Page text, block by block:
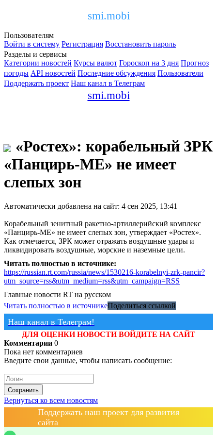
smi.mobi
Пользователям
Войти в систему Регистрация Восстановить пароль
Разделы и сервисы
Категории новостей Курсы валют Гороскоп на 3 дня Прогноз
погоды API новостей Последние обсуждения Пользователи
Поддержать проект Наш канал в Телеграм
smi.mobi
«Ростех»: корабельный ЗРК
«Панцирь-МЕ» не имеет
слепых зон
Автоматически добавлена на сайт: 4 сен 2025, 13:41
Корабельный зенитный ракетно-артиллерийский комплекс
«Панцирь-МЕ» не имеет слепых зон, утверждает «Ростех».
Как отмечается, ЗРК может отражать воздушные удары и
ликвидировать воздушные, морские и наземные цели.
Читать полностью в источнике:
https://russian.rt.com/russia/news/1530216-korabelnyi-zrk-pancir?
utm_source=rss&utm_medium=rss&utm_campaign=RSS
Главные новости RT на русском
Читать полностью в источникеПоделиться ссылкой
Наш канал в Телеграм!
ДЛЯ ОЦЕНКИ НОВОСТИ ВОЙДИТЕ НА САЙТ
Комментарии 0
Пока нет комментариев
Введите свои данные, чтобы написать сообщение:
Сохранить
Вернуться ко всем новостям
Поддержать наш проект для развития
сайта